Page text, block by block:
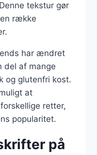
tekstur gør
række
har ændret
del af mange
og glutenfri kost.
at
retter,
popularitet.
på